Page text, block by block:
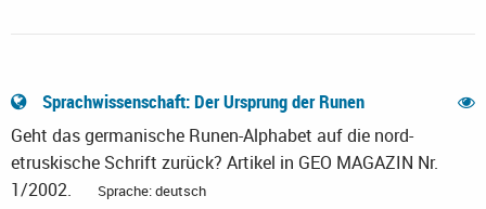
Sprachwissenschaft: Der Ursprung der Runen
Geht das germanische Runen-Alphabet auf die nord-
etruskische Schrift zurück? Artikel in GEO MAGAZIN Nr.
1/2002.
Sprache: deutsch